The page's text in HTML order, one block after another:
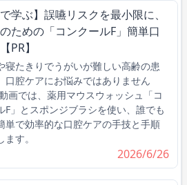
で学ぶ】誤嚥リスクを最小限に、
ための「コンクールF」簡単口
PR】
寝たきりでうがいが難しい高齢の患
口腔ケアにお悩みではありません
画では、薬用マウスウォッシュ「コ
F」とスポンジブラシを使い、誰でも
単で効率的な口腔ケアの手技と手順
す。
2026/6/26